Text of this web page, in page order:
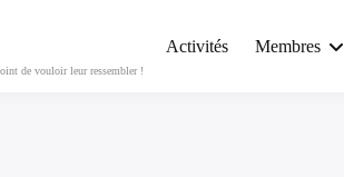
de vouloir leur ressembler !
Activités Membres